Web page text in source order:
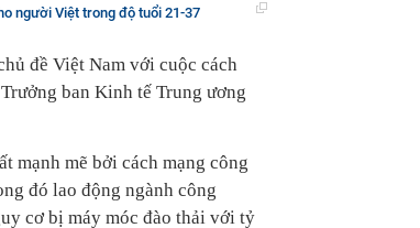
người Việt trong độ tuổi 21-37
đề Việt Nam với cuộc cách
ban Kinh tế Trung ương
mạnh mẽ bởi cách mạng công
đó lao động ngành công
cơ bị máy móc đào thải với tỷ